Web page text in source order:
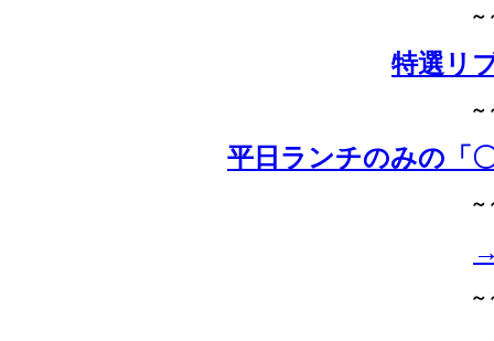
～
特選リ
～
平日ランチのみの「
～
～